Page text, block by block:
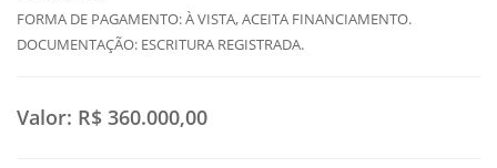
FORMA DE PAGAMENTO: À VISTA, ACEITA FINANCIAMENTO.
DOCUMENTAÇÃO: ESCRITURA REGISTRADA.
Valor: R$ 360.000,00